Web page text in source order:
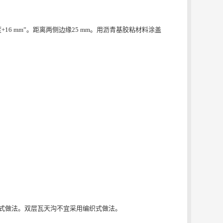
mm”。距离两侧边缘25 mm。用沥青基胶粘材料涂盖
法。双层瓦天沟不宜采用编织式做法。